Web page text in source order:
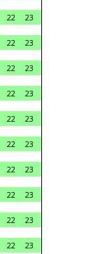
22
23
22
23
22
23
22
23
22
23
22
23
22
23
22
23
22
23
22
23